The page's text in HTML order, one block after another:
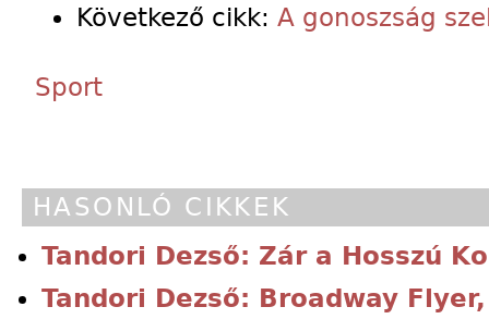
Következő cikk: A gonoszság
Sport
HASONLÓ CIKKEK
Tandori Dezső: Zár a Hosszú
Tandori Dezső: Broadway